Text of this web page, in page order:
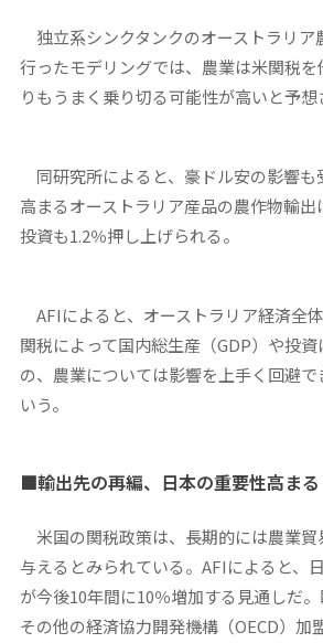
独立系シンクタンクのオーストラリア
行ったモデリングでは、農業は米関税を
りもうまく乗り切る可能性が高いと予想
同研究所によると、豪ドル安の影響も
高まるオーストラリア産品の農作物輸
投資も1.2％押し上げられる。
AFIによると、オーストラリア経済全
関税によって国内総生産（GDP）や投
の、農業については影響を上手く回避
いう。
■輸出先の再編、日本の重要性高まる
米国の関税政策は、長期的には農業貿
与えるとみられている。AFIによると、
が今後10年間に10％増加する見通しだ
その他の経済協力開発機構（OECD）加